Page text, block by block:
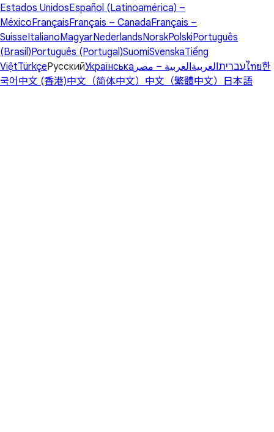
Estados UnidosEspañol (Latinoamérica) –
MéxicoFrançaisFrançais – CanadaFrançais –
SuisseItalianoMagyarNederlandsNorskPolskiPortuguês
(Brasil)Português (Portugal)SuomiSvenskaTiếng
ViệtTürkçeРусскийУкраїнська עבריתالعربيةالعربية – مصر ไทย한
국어 中文 (香港)中文（简体中文） 中文（繁體中文） 日本語